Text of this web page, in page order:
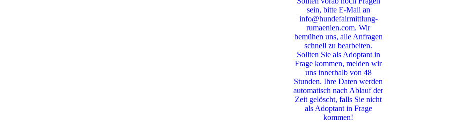
sein, bitte E-Mail an
info@hundefairmittlung-
rumaenien.com. Wir
bemühen uns, alle Anfragen
schnell zu bearbeiten.
Sollten Sie als Adoptant in
Frage kommen, melden wir
uns innerhalb von 48
Stunden. Ihre Daten werden
automatisch nach Ablauf der
Zeit gelöscht, falls Sie nicht
als Adoptant in Frage
kommen!